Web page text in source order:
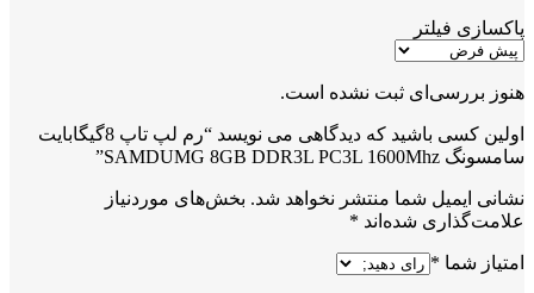
پاکسازی فیلتر
هنوز بررسی‌ای ثبت نشده است.
اولین کسی باشید که دیدگاهی می نویسد “رم لپ تاپ 8گیگابایت
سامسونگ SAMDUMG 8GB DDR3L PC3L 1600Mhz”
نشانی ایمیل شما منتشر نخواهد شد. بخش‌های موردنیاز
علامت‌گذاری شده‌اند *
امتیاز شما *